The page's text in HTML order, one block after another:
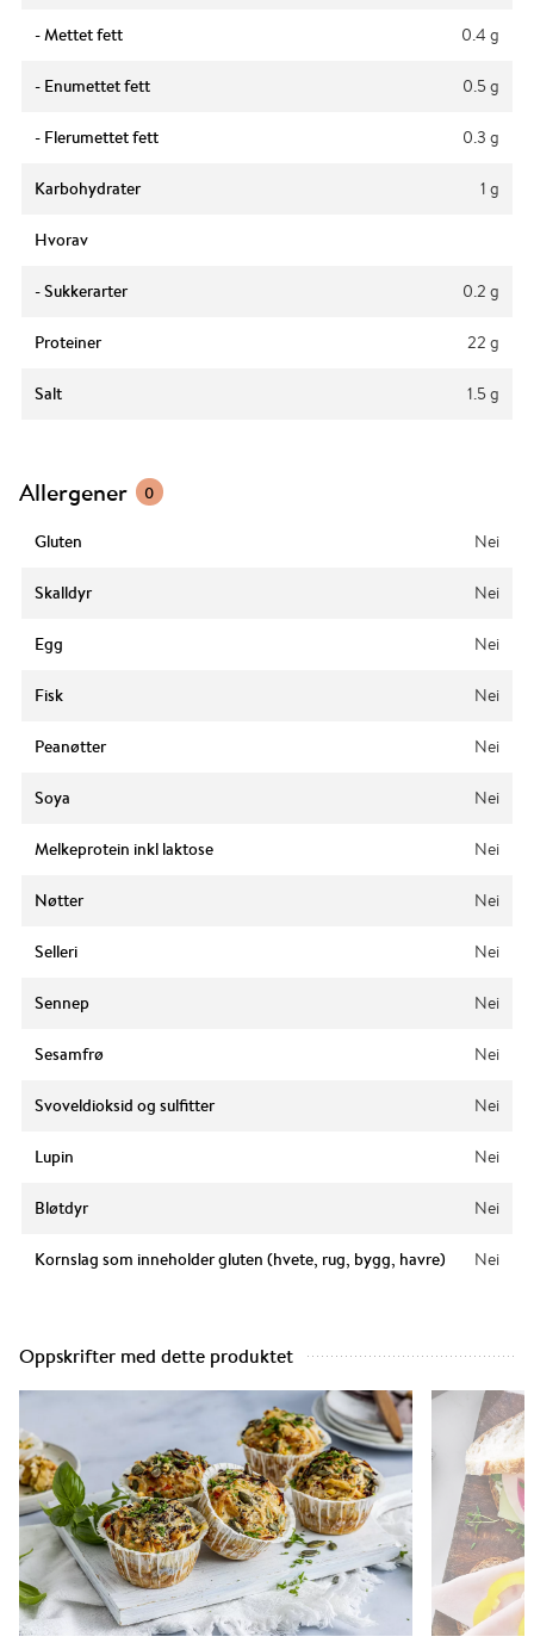
- Mettet fett 0.4 g
- Enumettet fett 0.5 g
- Flerumettet fett 0.3 g
Karbohydrater 1 g
Hvorav
- Sukkerarter 0.2 g
Proteiner 22 g
Salt 1.5 g
Allergener 0
Gluten Nei
Skalldyr Nei
Egg Nei
Fisk Nei
Peanøtter Nei
Soya Nei
Melkeprotein inkl laktose Nei
Nøtter Nei
Selleri Nei
Sennep Nei
Sesamfrø Nei
Svoveldioksid og sulfitter Nei
Lupin Nei
Bløtdyr Nei
Kornslag som inneholder gluten (hvete, rug, bygg, havre) Nei
Oppskrifter med dette produktet